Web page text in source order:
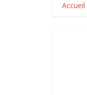
Accueil